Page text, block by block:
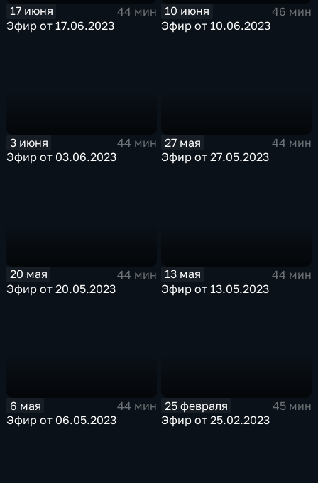
17 июня
44 мин
Эфир от 17.06.2023
10 июня
46 мин
Эфир от 10.06.2023
3 июня
44 мин
Эфир от 03.06.2023
27 мая
44 мин
Эфир от 27.05.2023
20 мая
44 мин
Эфир от 20.05.2023
13 мая
44 мин
Эфир от 13.05.2023
6 мая
44 мин
Эфир от 06.05.2023
25 февраля
45 мин
Эфир от 25.02.2023